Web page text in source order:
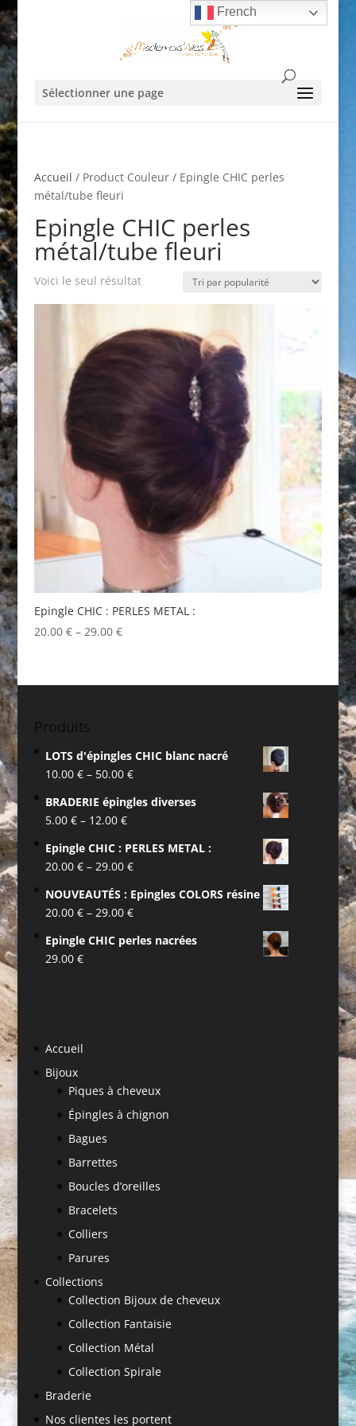
Sélectionner une page
Accueil / Product Couleur / Epingle CHIC perles
métal/tube fleuri
Epingle CHIC perles
métal/tube fleuri
Voici le seul résultat
Epingle CHIC : PERLES METAL :
20.00 €– 29.00 €
Produits
LOTS d'épingles CHIC blanc nacré
10.00 €– 50.00 €
BRADERIE épingles diverses
5.00 €– 12.00 €
Epingle CHIC : PERLES METAL :
20.00 €– 29.00 €
NOUVEAUTÉS : Epingles COLORS résine
20.00 €– 29.00 €
Epingle CHIC perles nacrées
29.00 €
Accueil
Bijoux
Piques à cheveux
Épingles à chignon
Bagues
Barrettes
Boucles d’oreilles
Bracelets
Colliers
Parures
Collections
Collection Bijoux de cheveux
Collection Fantaisie
Collection Métal
Collection Spirale
Braderie
Nos clientes les portent
French